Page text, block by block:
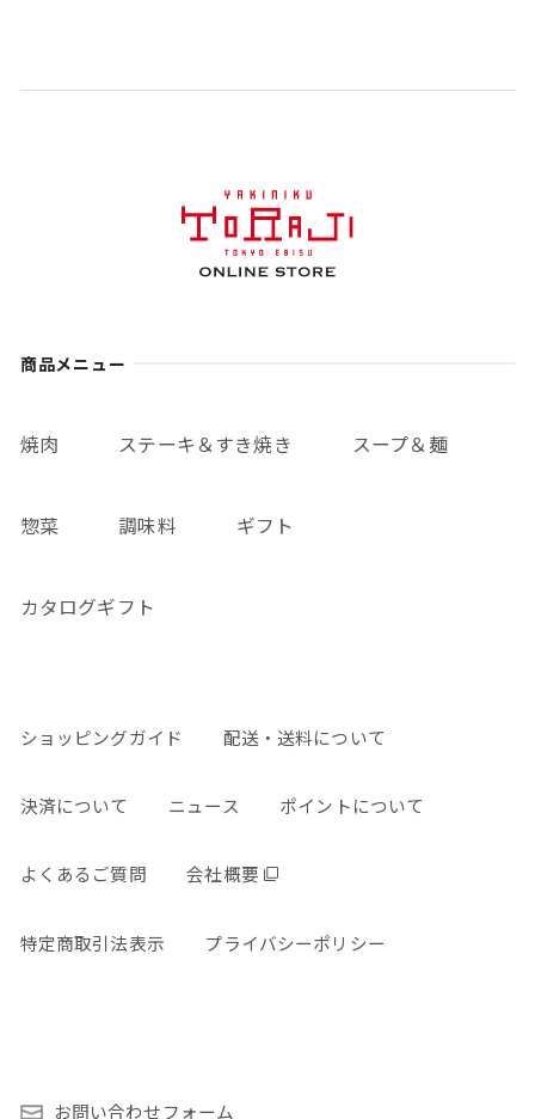
商品メニュー
焼肉 ステーキ＆すき焼き スープ＆麺
惣菜 調味料 ギフト
カタログギフト
ショッピングガイド 配送・送料について
決済について ニュース ポイントについて
よくあるご質問 会社概要
特定商取引法表示 プライバシーポリシー
お問い合わせフォーム